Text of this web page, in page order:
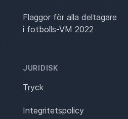
Flaggor för alla deltagare
i fotbolls-VM 2022
JURIDISK
Tryck
Integritetspolicy